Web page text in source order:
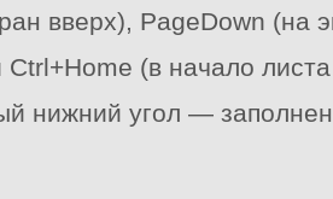
вверх), PageDown (на
(в начало
нижний угол —